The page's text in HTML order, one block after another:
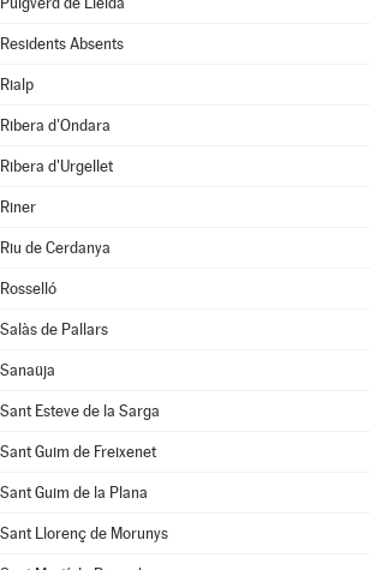
Residents Absents
Rialp
Ribera d'Ondara
Ribera d'Urgellet
Riner
Riu de Cerdanya
Rosselló
Salàs de Pallars
Sanaüja
Sant Esteve de la Sarga
Sant Guim de Freixenet
Sant Guim de la Plana
Sant Llorenç de Morunys